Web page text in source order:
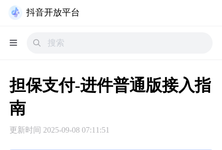
抖音开放平台
担保支付-进件普通版接入指
南
更新时间 2025-09-08 07:11:51